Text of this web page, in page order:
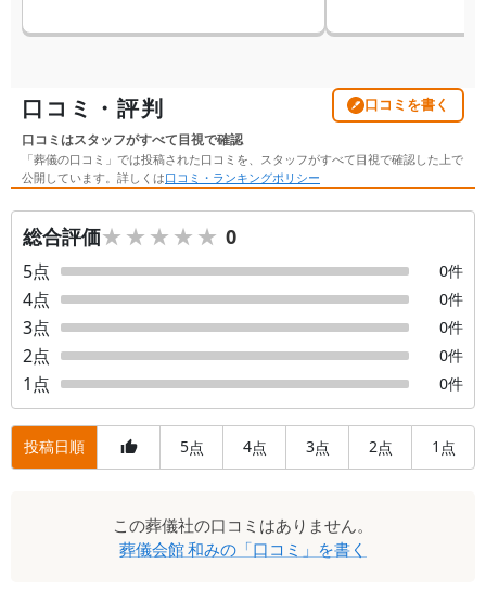
口コミ・評判 口コミを書く
口コミはスタッフがすべて目視で確認
「葬儀の口コミ」では投稿された口コミを、スタッフがすべて目視で確認した上で
公開しています。詳しくは口コミ・ランキングポリシー
総合評価★★★★★
★★★★★ 0
5点 0件
4点 0件
3点 0件
2点 0件
1 点 0件
投稿日順 5点 4点 3点 2点 1 点
この葬儀社の口コミはありません。
葬儀会館 和みの「口コミ」を書く